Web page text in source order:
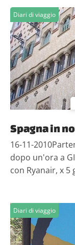
Diari di viaggio
Spagna in
16-11-
dopo un'ora a
con Ryanair, x 5
Diari di viaggio